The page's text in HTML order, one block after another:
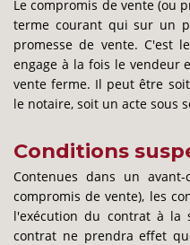
Le compromis de vente (ou
terme courant qui sur un
promesse de vente. C'est
engage à la fois le vendeur
vente ferme. Il peut être
le notaire, soit un acte sous
Conditions
Contenues dans un
compromis de vente), les
l'exécution du contrat à la
contrat ne prendra effet